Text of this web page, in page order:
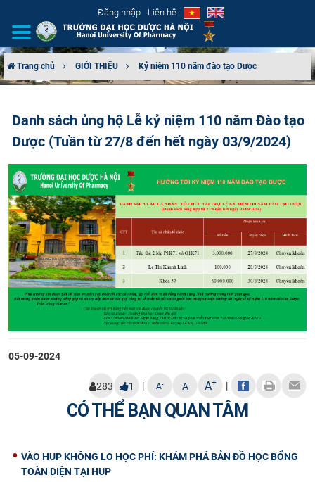
Đăng nhập Liên hệ
CƠ CẤU TỔ CHỨC
TUYỂN SINH
ĐÀO TẠO
ĐẢM BẢO CHẤT LƯỢNG
KHOA HỌC CÔNG NGHỆ
HTQT
CỰU NGƯỜI HỌC
Trang chủ GIỚI THIỆU Kỷ niệm 110 năm đào tạo Dược
Danh sách ủng hộ Lễ kỷ niệm 110 năm Đào tạo
Dược (Tuần từ 27/8 đến hết ngày 03/9/2024)
05-09-2024
283 1 | A- A A+ |
CÓ THỂ BẠN QUAN TÂM
VÀO HUP KHÔNG LO HỌC PHÍ: KHÁM PHÁ BẢN ĐỒ HỌC BỔNG
TOÀN DIỆN TẠI HUP